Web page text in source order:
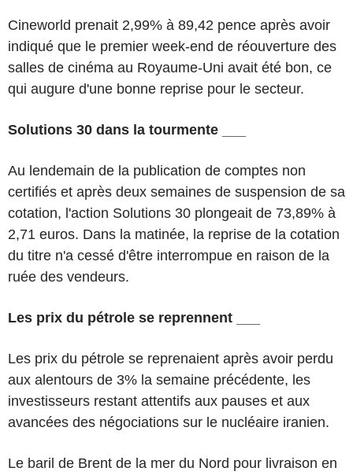
Cineworld prenait 2,99% à 89,42 pence après avoir
indiqué que le premier week-end de réouverture des
salles de cinéma au Royaume-Uni avait été bon, ce
qui augure d'une bonne reprise pour le secteur.
Solutions 30 dans la tourmente ___
Au lendemain de la publication de comptes non
certifiés et après deux semaines de suspension de sa
cotation, l'action Solutions 30 plongeait de 73,89% à
2,71 euros. Dans la matinée, la reprise de la cotation
du titre n'a cessé d'être interrompue en raison de la
ruée des vendeurs.
Les prix du pétrole se reprennent ___
Les prix du pétrole se reprenaient après avoir perdu
aux alentours de 3% la semaine précédente, les
investisseurs restant attentifs aux pauses et aux
avancées des négociations sur le nucléaire iranien.
Le baril de Brent de la mer du Nord pour livraison en